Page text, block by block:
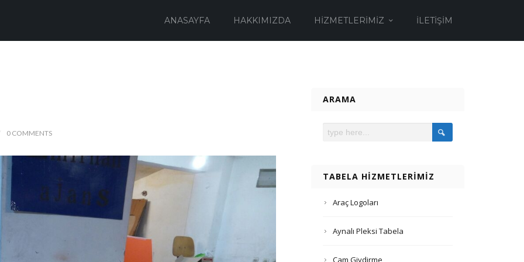
ANASAYFA HAKKIMIZDA HIZMETLERIMIZ İLETIŞIM
0 COMMENTS
ARAMA
TABELA HIZMETLERIMIZ
Araç Logoları
Aynalı Pleksi Tabela
Cam Giydirme